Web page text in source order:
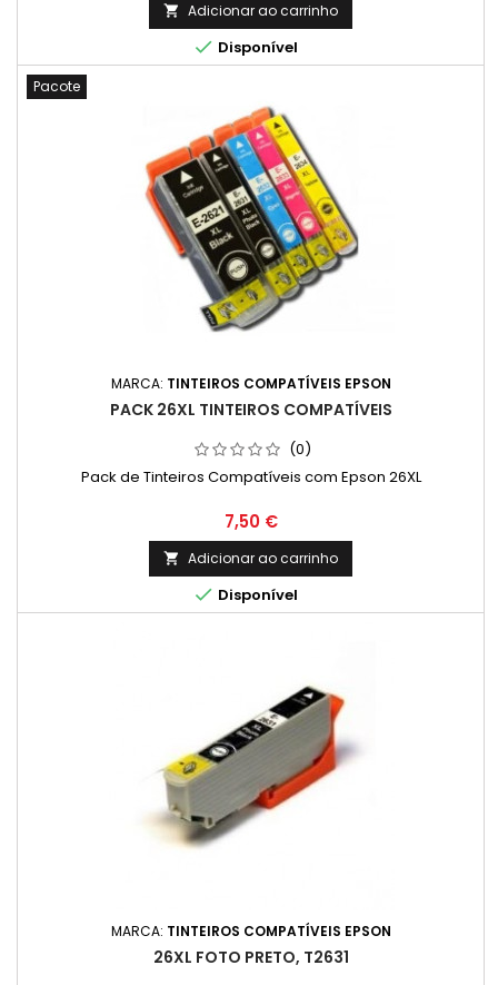
 Adicionar ao carrinho
 Disponível
Pacote
MARCA: TINTEIROS COMPATÍVEIS EPSON
PACK 26XL TINTEIROS COMPATÍVEIS
(0)
Pack de Tinteiros Compatíveis com Epson 26XL
Preço
7,50 €
 Adicionar ao carrinho
 Disponível
MARCA: TINTEIROS COMPATÍVEIS EPSON
26XL FOTO PRETO, T2631